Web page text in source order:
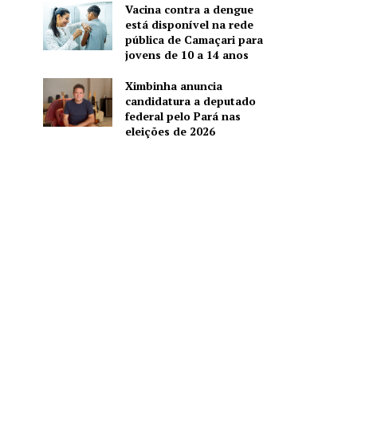
Vacina contra a dengue
está disponível na rede
pública de Camaçari para
jovens de 10 a 14 anos
Ximbinha anuncia
candidatura a deputado
federal pelo Pará nas
eleições de 2026